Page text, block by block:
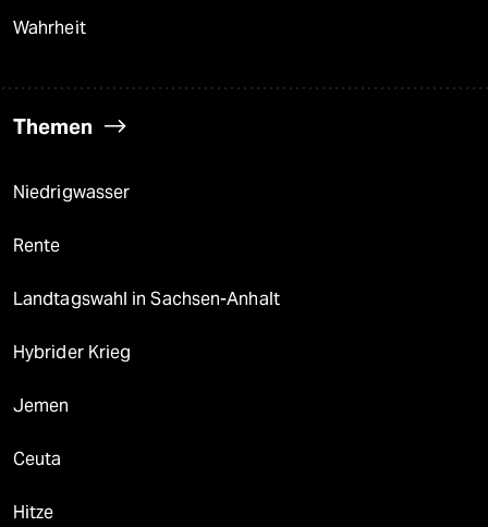
Wahrheit
Themen
Niedrigwasser
Rente
Landtagswahl in Sachsen-Anhalt
Hybrider Krieg
Jemen
Ceuta
Hitze